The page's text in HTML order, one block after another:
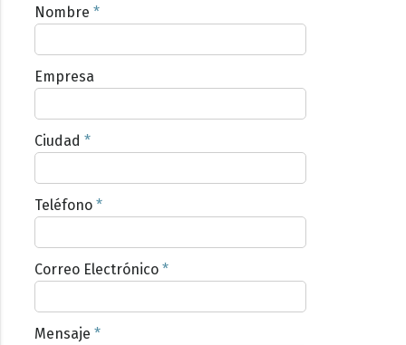
Nombre *
Empresa
Ciudad *
Teléfono *
Correo Electrónico *
Mensaje *